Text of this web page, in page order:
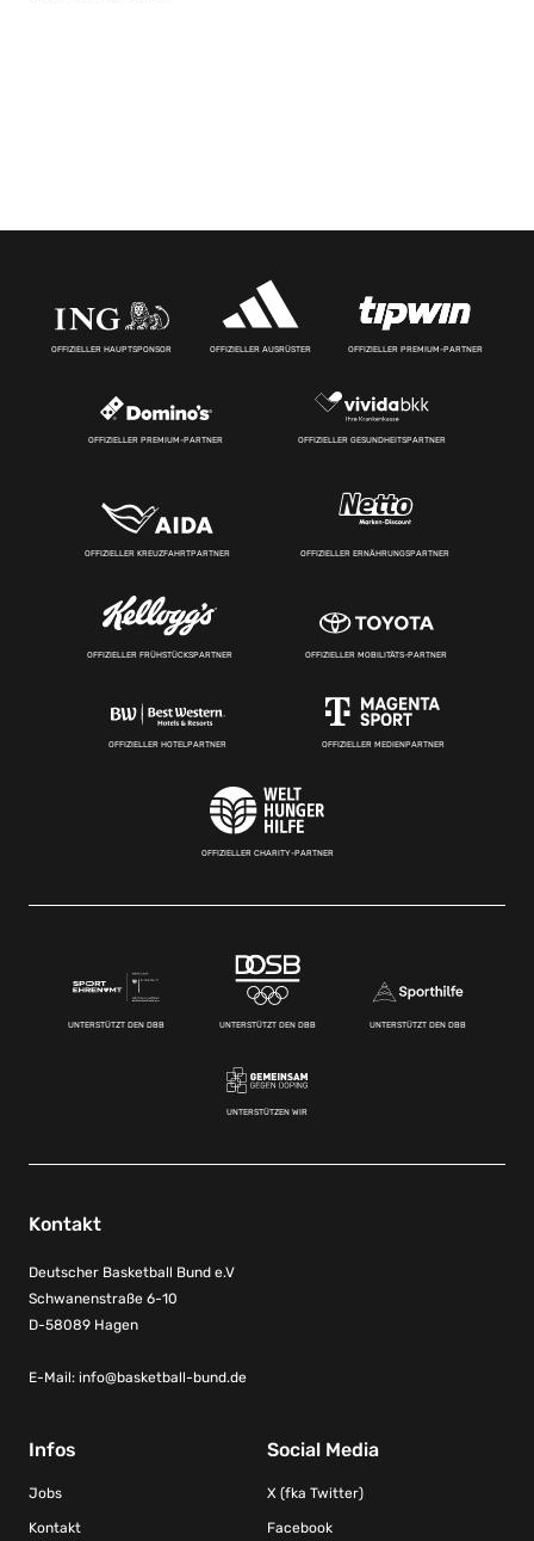
OFFIZIELLER HAUPTSPONSOR OFFIZIELLER AUSRÜSTER OFFIZIELLER PREMIUM-PARTNER
OFFIZIELLER PREMIUM-PARTNER OFFIZIELLER GESUNDHEITSPARTNER
OFFIZIELLER KREUZFAHRTPARTNER OFFIZIELLER ERNÄHRUNGSPARTNER
OFFIZIELLER FRÜHSTÜCKSPARTNER OFFIZIELLER MOBILITÄTS-PARTNER
OFFIZIELLER HOTELPARTNER OFFIZIELLER MEDIENPARTNER
OFFIZIELLER CHARITY-PARTNER
UNTERSTÜTZT DEN DBB UNTERSTÜTZT DEN DBB UNTERSTÜTZT DEN DBB
UNTERSTÜTZEN WIR
Kontakt
Deutscher Basketball Bund e.V
Schwanenstraße 6-10
D-58089 Hagen
E-Mail: info@basketball-bund.de
Infos
Jobs
Kontakt
Social Media
X (fka Twitter)
Facebook